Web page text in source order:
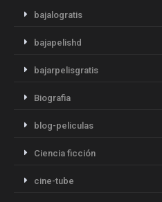
bajalogratis
bajapelishd
bajarpelisgratis
Biografia
blog-peliculas
Ciencia ficción
cine-tube